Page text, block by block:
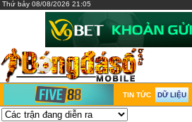
Thứ bảy 08/08/2026 21:05
TIN TỨC DỮ LIỆU